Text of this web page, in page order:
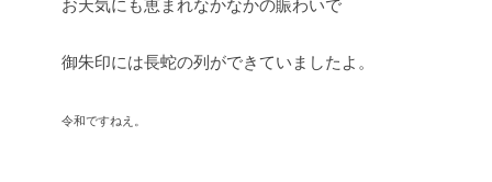
お天気にも恵まれなかなかの賑わいで
御朱印には長蛇の列ができていましたよ。
令和ですねえ。